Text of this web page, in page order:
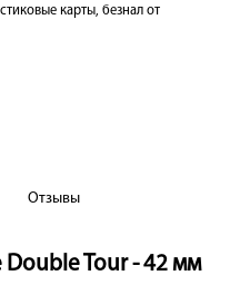
карты, безнал от
Отзывы
Double Tour - 42 мм